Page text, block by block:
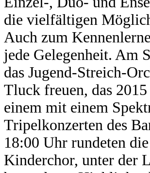
die vielfältigen
Auch zum
jede Gelegenheit. Am
das Jugend-Streich-
Tluck freuen, das
einem mit einem
Tripelkonzerten des
18:00 Uhr rundeten
Kinderchor, unter der